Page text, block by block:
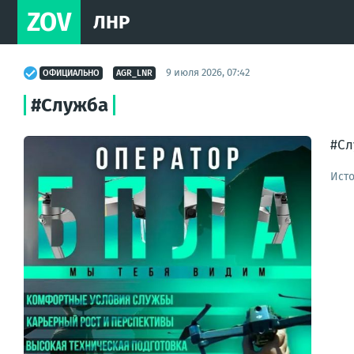
ZOV ЛНР
ОФИЦИАЛЬНО AGR_LNR 9 июля 2026, 07:42
#Служба